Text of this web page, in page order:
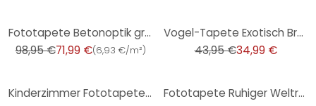
Fototapete Betonoptik grau beige - Beton & Steine Livingwalls - matt und glatt
98,95 €71,99 €(6,93 €/m²)
Vogel-Tapete Exotisch Braun Bunt - Vliestapete mit Pfauen für Wohnzimmer & Schlafzimmer
43,95 €34,99 €
Kinderzimmer Fototapete Sonnensystem mit Planeten und Erde - Ms Tiff Fototapete Ruhiger Weltraum - Rund - Selbstklebend/Vlies